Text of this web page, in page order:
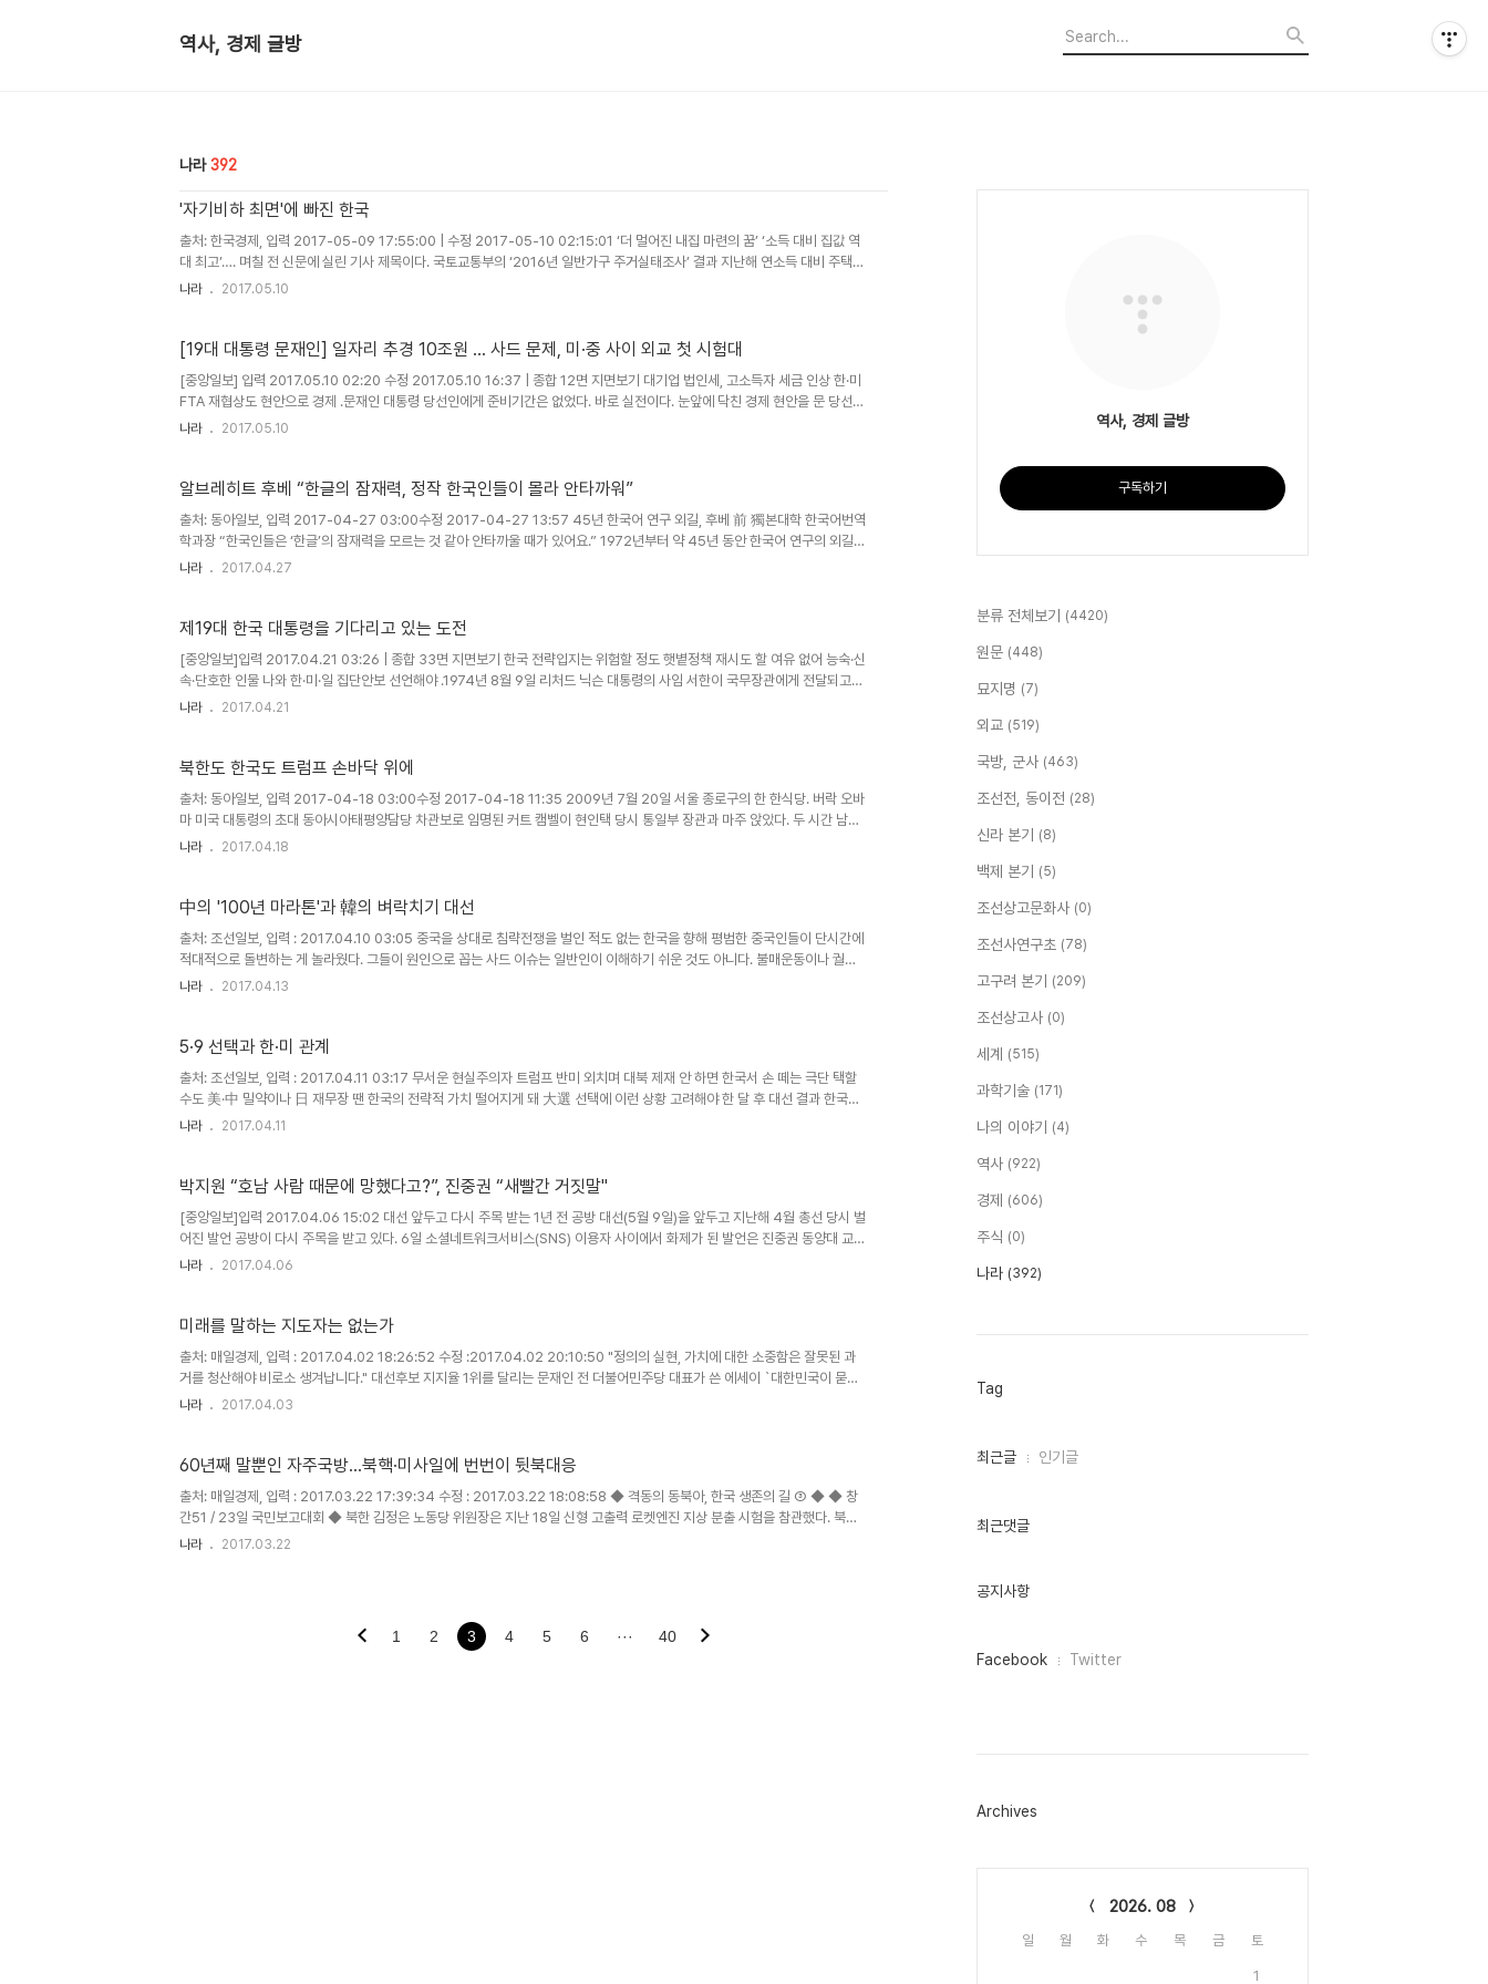
역사, 경제 글방
나라 392
'자기비하 최면'에 빠진 한국
출처: 한국경제, 입력 2017-05-09 17:55:00 | 수정 2017-05-10 02:15:01 ‘더 멀어진 내집 마련의 꿈’ ‘소득 대비 집값 역
대 최고’…. 며칠 전 신문에 실린 기사 제목이다. 국토교통부의 ‘2016년 일반가구 주거실태조사’ 결과 지난해 연소득 대비 주택가
격 비율(PIR)이 5.6으로 나와 조사를 시작한 200..
나라 2017.05.10
[19대 대통령 문재인] 일자리 추경 10조원 … 사드 문제, 미·중 사이 외교 첫 시험대
[중앙일보] 입력 2017.05.10 02:20 수정 2017.05.10 16:37 | 종합 12면 지면보기 대기업 법인세, 고소득자 세금 인상 한·미
FTA 재협상도 현안으로 경제 .문재인 대통령 당선인에게 준비기간은 없었다. 바로 실전이다. 눈앞에 닥친 경제 현안을 문 당선인
이 이끄는 새 정부가 어떤 방식으로 풀어 갈지 ..
나라 2017.05.10
알브레히트 후베 “한글의 잠재력, 정작 한국인들이 몰라 안타까워”
출처: 동아일보, 입력 2017-04-27 03:00수정 2017-04-27 13:57 45년 한국어 연구 외길, 후베 前 獨본대학 한국어번역
학과장 “한국인들은 ‘한글’의 잠재력을 모르는 것 같아 안타까울 때가 있어요.” 1972년부터 약 45년 동안 한국어 연구의 외길을
걸어온 알브레히트 후베 전 독일 본대학 한국어번..
나라 2017.04.27
제19대 한국 대통령을 기다리고 있는 도전
[중앙일보]입력 2017.04.21 03:26 | 종합 33면 지면보기 한국 전략입지는 위험할 정도 햇볕정책 재시도 할 여유 없어 능숙·신
속·단호한 인물 나와 한·미·일 집단안보 선언해야 .1974년 8월 9일 리처드 닉슨 대통령의 사임 서한이 국무장관에게 전달되고
30분 후 제럴드 포드가 미국의 38번째 ..
나라 2017.04.21
북한도 한국도 트럼프 손바닥 위에
출처: 동아일보, 입력 2017-04-18 03:00수정 2017-04-18 11:35 2009년 7월 20일 서울 종로구의 한 한식당. 버락 오바
마 미국 대통령의 초대 동아시아태평양담당 차관보로 임명된 커트 캠벨이 현인택 당시 통일부 장관과 마주 앉았다. 두 시간 남짓
한 오찬 동안 현 장관은 “김정일이 3∼5년 살 수 있다..
나라 2017.04.18
中의 '100년 마라톤'과 韓의 벼락치기 대선
출처: 조선일보, 입력 : 2017.04.10 03:05 중국을 상대로 침략전쟁을 벌인 적도 없는 한국을 향해 평범한 중국인들이 단시간에
적대적으로 돌변하는 게 놀라웠다. 그들이 원인으로 꼽는 사드 이슈는 일반인이 이해하기 쉬운 것도 아니다. 불매운동이나 궐기
대회 같은 행동이야 공산당이라는 '..
나라 2017.04.13
5·9 선택과 한·미 관계
출처: 조선일보, 입력 : 2017.04.11 03:17 무서운 현실주의자 트럼프 반미 외치며 대북 제재 안 하면 한국서 손 떼는 극단 택할
수도 美·中 밀약이나 日 재무장 땐 한국의 전략적 가치 떨어지게 돼 大選 선택에 이런 상황 고려해야 한 달 후 대선 결과 한국에
좌파 정권이 들어서면 한·미 동맹 ..
나라 2017.04.11
박지원 “호남 사람 때문에 망했다고?”, 진중권 “새빨간 거짓말"
[중앙일보]입력 2017.04.06 15:02 대선 앞두고 다시 주목 받는 1년 전 공방 대선(5월 9일)을 앞두고 지난해 4월 총선 당시 벌
어진 발언 공방이 다시 주목을 받고 있다. 6일 소셜네트워크서비스(SNS) 이용자 사이에서 화제가 된 발언은 진중권 동양대 교수
가 자신의 트위터(지난해 4월 11일)에 박지원..
나라 2017.04.06
미래를 말하는 지도자는 없는가
출처: 매일경제, 입력 : 2017.04.02 18:26:52 수정 :2017.04.02 20:10:50 "정의의 실현, 가치에 대한 소중함은 잘못된 과
거를 청산해야 비로소 생겨납니다." 대선후보 지지율 1위를 달리는 문재인 전 더불어민주당 대표가 쓴 에세이 `대한민국이 묻는
다`를 보면 곳곳에 이런 구절들이 나온다. 과거 낡은 ..
나라 2017.04.03
60년째 말뿐인 자주국방…북핵·미사일에 번번이 뒷북대응
출처: 매일경제, 입력 : 2017.03.22 17:39:34 수정 : 2017.03.22 18:08:58 ◆ 격동의 동북아, 한국 생존의 길 ③ ◆ ◆ 창
간51 / 23일 국민보고대회 ◆ 북한 김정은 노동당 위원장은 지난 18일 신형 고출력 로켓엔진 지상 분출 시험을 참관했다. 북한
은 렉스 틸러슨 미국 국무장관이 한·일·중 3국 순방 과..
나라 2017.03.22
1 2 3 4 5 6 ··· 40
역사, 경제 글방
구독하기
분류 전체보기 (4420)
원문 (448)
묘지명 (7)
외교 (519)
국방, 군사 (463)
조선전, 동이전 (28)
신라 본기 (8)
백제 본기 (5)
조선상고문화사 (0)
조선사연구초 (78)
고구려 본기 (209)
조선상고사 (0)
세계 (515)
과학기술 (171)
나의 이야기 (4)
역사 (922)
경제 (606)
주식 (0)
나라 (392)
Tag
최
인
최근글 인기글
최근댓글
공지사항
페
그
Facebook Twitter
Archives
2026. 08
일 월 화 수 목 금 토
1